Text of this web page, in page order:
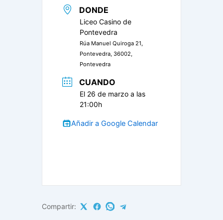
DONDE
Liceo Casino de
Pontevedra
Rúa Manuel Quiroga 21,
Pontevedra, 36002,
Pontevedra
CUANDO
El 26 de marzo a las
21:00h
Añadir a Google Calendar
Compartir: